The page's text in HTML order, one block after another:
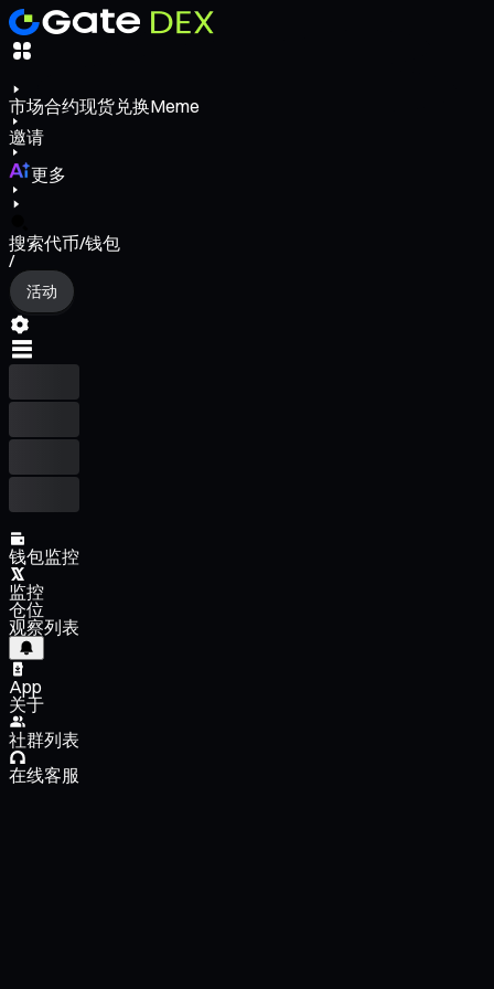
市场合约现货兑换Meme
邀请
更多
搜索代币/钱包
/
活动
钱包监控
监控
仓位
观察列表
App
关于
社群列表
在线客服